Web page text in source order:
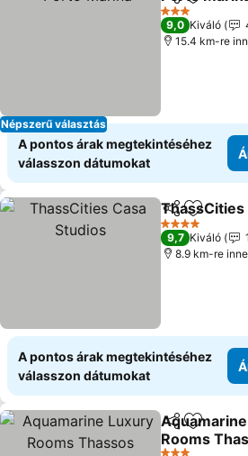
Népszerű választás
Megosztás
3 Kategória
9,0 Kiváló
15.4 km-re
A pontos árak megtekintéséhez
válasszon dátumokat
Megosztás
ThassCities
4 Kategória
9,7 Kiváló
8.9 km-re
A pontos árak megtekintéséhez
válasszon dátumokat
Megosztás
Rooms